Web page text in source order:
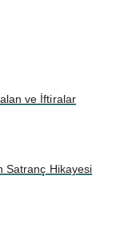
ve İftiralar
Satranç Hikayesi